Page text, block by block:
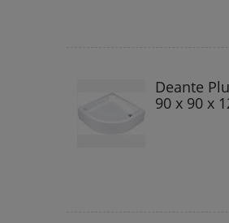
Deante
90 x 90 x